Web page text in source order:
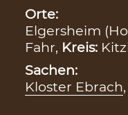
Orte:
Elgersheim
Fahr, Kreis:
Sachen:
Kloster Ebrach,